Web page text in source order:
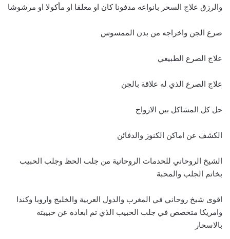
والرزق علاج السحر بانواعه مدفونا كان او معلقا او مأكولا او مرشوشا
صرع الجن واخراجه من بدن الممسوس
علاج الصرع الطبيعي
علاج الصرع الذي له علاقة بالجن
حل كل المشاكل بين الازواج
الكشف عن اماكن الكنوز والدفائن
الشيخ الروحاني للخدمات الروحانية من جلب الحظ وجلب الحبيب
بخاتم الجلب والمحبة
اقوى شيخ روحاني في المغرب والدول العربية والخليج واروبا وكندا
وامريكا متخصص في جلب الحبيب الذي تم ابعاده عن حبيبته
بالاسحار